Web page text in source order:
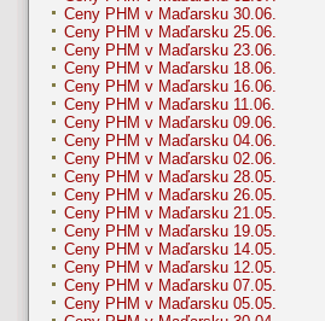
Ceny PHM v Maďarsku 30.06.
Ceny PHM v Maďarsku 25.06.
Ceny PHM v Maďarsku 23.06.
Ceny PHM v Maďarsku 18.06.
Ceny PHM v Maďarsku 16.06.
Ceny PHM v Maďarsku 11.06.
Ceny PHM v Maďarsku 09.06.
Ceny PHM v Maďarsku 04.06.
Ceny PHM v Maďarsku 02.06.
Ceny PHM v Maďarsku 28.05.
Ceny PHM v Maďarsku 26.05.
Ceny PHM v Maďarsku 21.05.
Ceny PHM v Maďarsku 19.05.
Ceny PHM v Maďarsku 14.05.
Ceny PHM v Maďarsku 12.05.
Ceny PHM v Maďarsku 07.05.
Ceny PHM v Maďarsku 05.05.